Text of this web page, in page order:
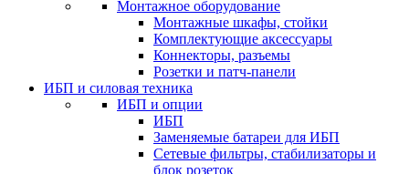
Монтажное оборудование
Монтажные шкафы, стойки
Комплектующие аксессуары
Коннекторы, разъемы
Розетки и патч-панели
ИБП и силовая техника
ИБП и опции
ИБП
Заменяемые батареи для ИБП
Сетевые фильтры, стабилизаторы и
блок розеток